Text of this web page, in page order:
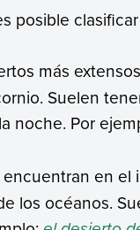
posible
más
Suelen
noche. Por
encuentran en
los océanos.